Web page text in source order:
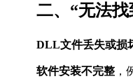
二、“无法
DLL文件丢失或损
软件安装不完整 ，